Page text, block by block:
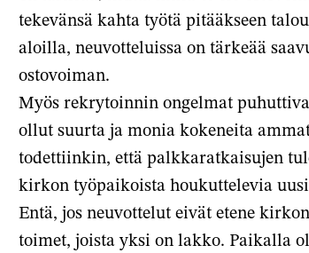
tekevänsä kahta työtä pitääkseen
aloilla, neuvotteluissa on tärkeää
ostovoiman.
Myös rekrytoinnin ongelmat
ollut suurta ja monia kokeneita
todettiinkin, että palkkaratkaisujen
kirkon työpaikoista houkuttelevia
Entä, jos neuvottelut eivät etene
toimet, joista yksi on lakko. Paikalla